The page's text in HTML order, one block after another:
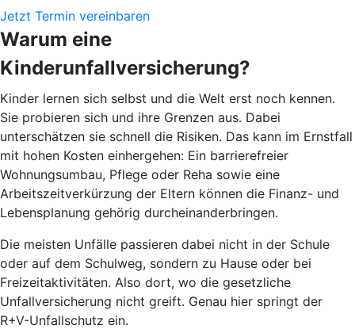
Jetzt Termin vereinbaren
Warum eine
Kinderunfallversicherung?
Kinder lernen sich selbst und die Welt erst noch kennen.
Sie probieren sich und ihre Grenzen aus. Dabei
unterschätzen sie schnell die Risiken. Das kann im Ernstfall
mit hohen Kosten einhergehen: Ein barrierefreier
Wohnungsumbau, Pflege oder Reha sowie eine
Arbeitszeitverkürzung der Eltern können die Finanz- und
Lebensplanung gehörig durcheinanderbringen.
Die meisten Unfälle passieren dabei nicht in der Schule
oder auf dem Schulweg, sondern zu Hause oder bei
Freizeitaktivitäten. Also dort, wo die gesetzliche
Unfallversicherung nicht greift. Genau hier springt der
R+V-Unfallschutz ein.